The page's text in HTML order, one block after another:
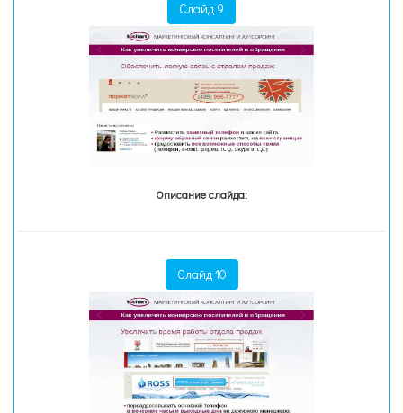
Слайд 9
Описание слайда:
Слайд 10